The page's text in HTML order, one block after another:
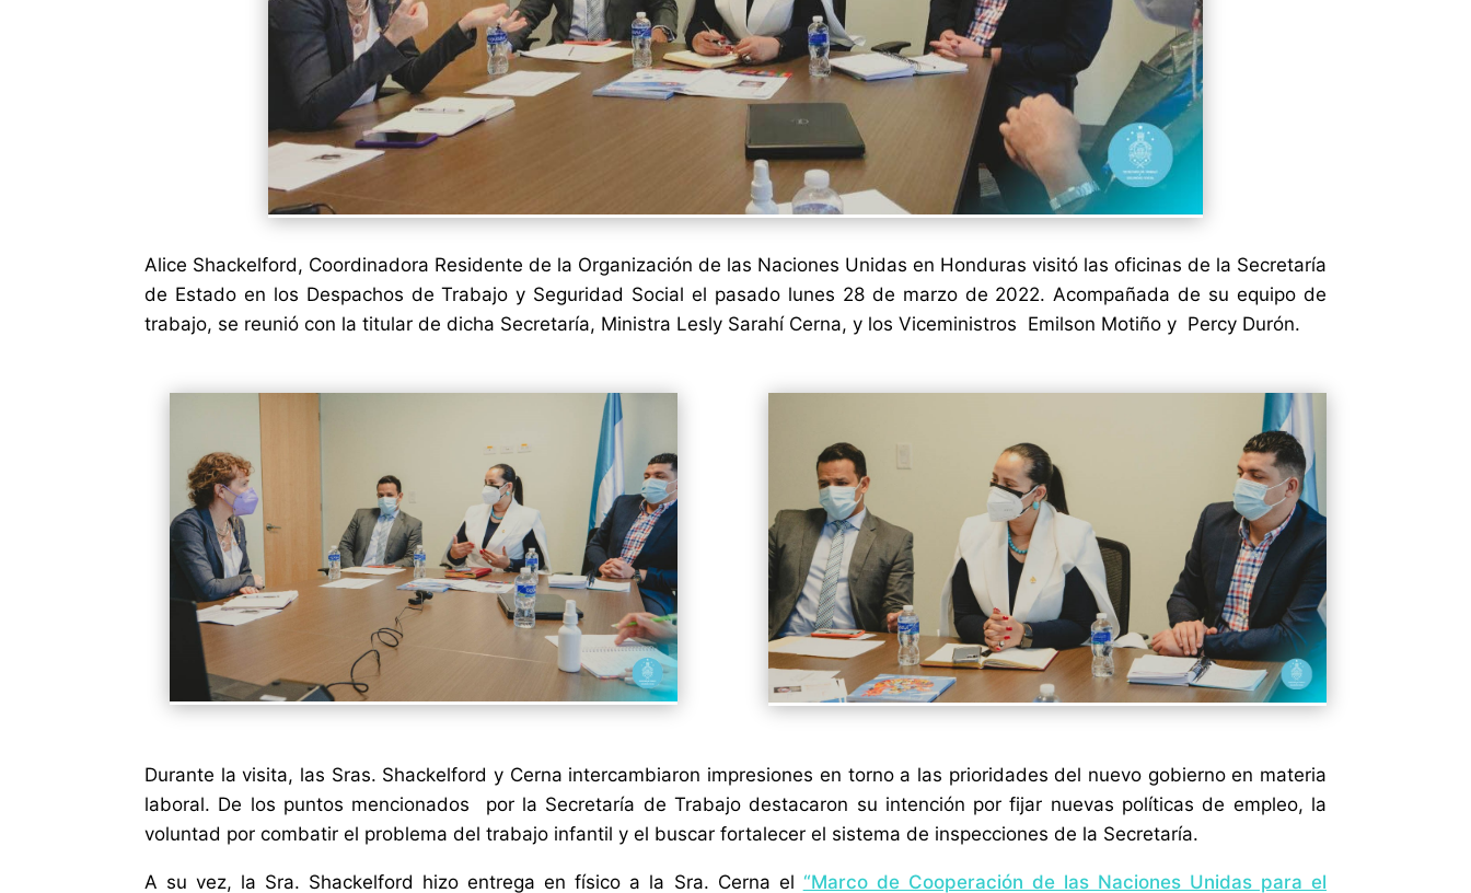
Alice Shackelford, Coordinadora Residente de la Organización de las Naciones Unidas en Honduras visitó las oficinas de la Secretaría
de Estado en los Despachos de Trabajo y Seguridad Social el pasado lunes 28 de marzo de 2022. Acompañada de su equipo de
trabajo, se reunió con la titular de dicha Secretaría, Ministra Lesly Sarahí Cerna, y los Viceministros Emilson Motiño y Percy Durón.
Durante la visita, las Sras. Shackelford y Cerna intercambiaron impresiones en torno a las prioridades del nuevo gobierno en materia
laboral. De los puntos mencionados por la Secretaría de Trabajo destacaron su intención por fijar nuevas políticas de empleo, la
voluntad por combatir el problema del trabajo infantil y el buscar fortalecer el sistema de inspecciones de la Secretaría.
A su vez, la Sra. Shackelford hizo entrega en físico a la Sra. Cerna el “Marco de Cooperación de las Naciones Unidas para el